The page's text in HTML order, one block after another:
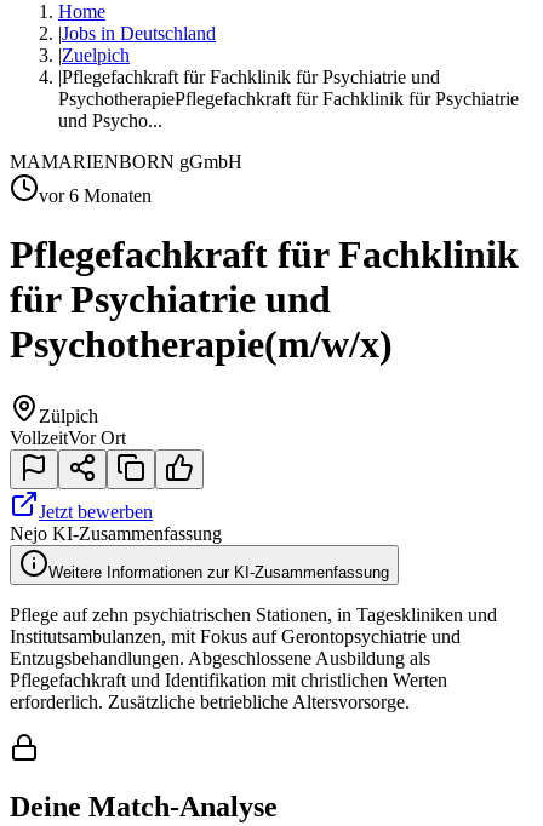
Home
|Jobs in Deutschland
|Zuelpich
|Pflegefachkraft für Fachklinik für Psychiatrie und
PsychotherapiePflegefachkraft für Fachklinik für Psychiatrie
und Psycho...
MAMARIENBORN gGmbH
vor 6 Monaten
Pflegefachkraft für Fachklinik
für Psychiatrie und
Psychotherapie(m/w/x)
Zülpich
VollzeitVor Ort
Jetzt bewerben
Nejo KI-Zusammenfassung
Weitere Informationen zur KI-Zusammenfassung
Pflege auf zehn psychiatrischen Stationen, in Tageskliniken und
Institutsambulanzen, mit Fokus auf Gerontopsychiatrie und
Entzugsbehandlungen. Abgeschlossene Ausbildung als
Pflegefachkraft und Identifikation mit christlichen Werten
erforderlich. Zusätzliche betriebliche Altersvorsorge.
Deine Match-Analyse